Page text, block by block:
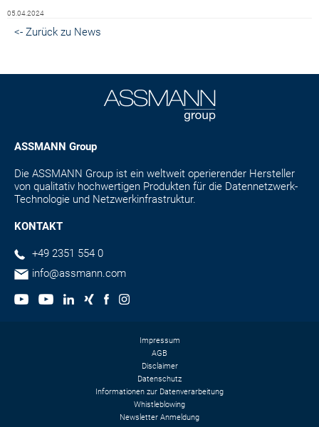
05.04.2024
<- Zurück zu News
ASSMANN Group
Die ASSMANN Group ist ein weltweit operierender Hersteller
von qualitativ hochwertigen Produkten für die Datennetzwerk-
Technologie und Netzwerkinfrastruktur.
KONTAKT
+49 2351 554 0
info@assmann.com
Impressum
AGB
Disclaimer
Datenschutz
Informationen zur Datenverarbeitung
Whistleblowing
Newsletter Anmeldung